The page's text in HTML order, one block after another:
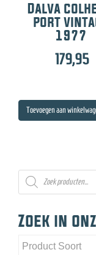
Dalva
port
1977
179,95
Toevoegen aan
Producten
zoeken
Zoek in